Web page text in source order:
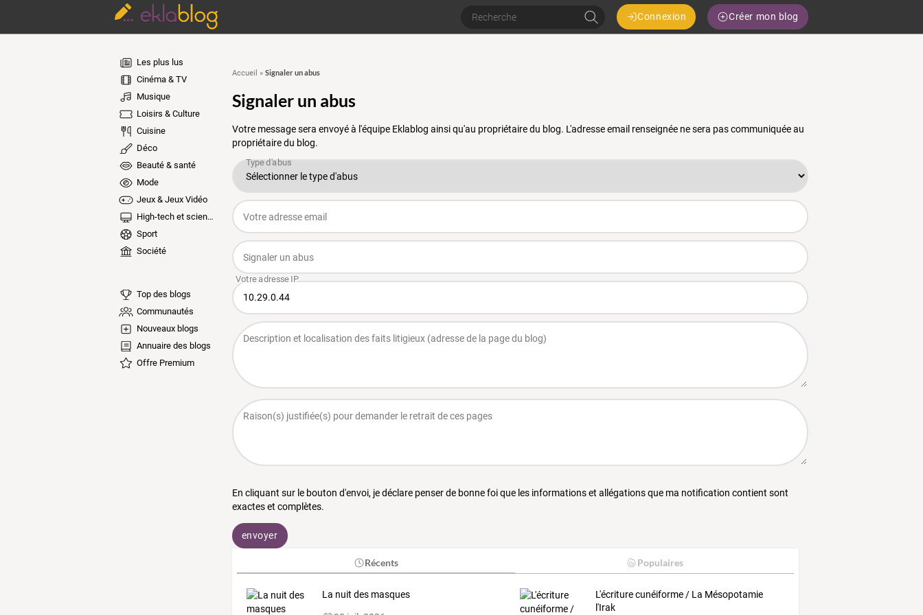
Connexion Créer mon blog
Les plus lus
Cinéma & TV
Musique
Loisirs & Culture
Cuisine
Déco
Beauté & santé
Mode
Jeux & Jeux Vidéo
High-tech et sciences
Sport
Société
Top des blogs
Communautés
Nouveaux blogs
Annuaire des blogs
Offre Premium
Accueil » Signaler un abus
Signaler un abus
Votre message sera envoyé à l'équipe Eklablog ainsi qu'au propriétaire du blog. L'adresse email renseignée ne sera pas communiquée au
propriétaire du blog.
En cliquant sur le bouton d'envoi, je déclare penser de bonne foi que les informations et allégations que ma notification contient sont
exactes et complètes.
envoyer
Récents Populaires
La nuit des masques
L'écriture cunéiforme / La Mésopotamie
l'Irak